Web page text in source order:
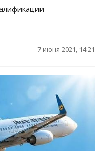
7 июня 2021, 14:21